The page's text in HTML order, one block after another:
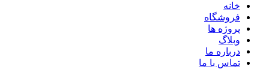
خانه
فروشگاه
پروژه ها
وبلاگ
درباره ما
تماس با ما